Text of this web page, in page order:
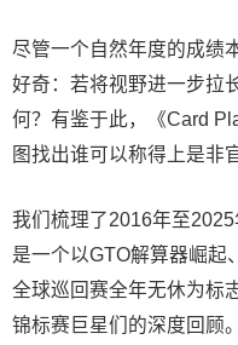
尽管一个自然年度的成绩
好奇：若将视野进一步拉
何？有鉴于此，《Card
图找出谁可以称得上是非
我们梳理了2016年至
是一个以GTO解算器崛起
全球巡回赛全年无休为标
锦标赛巨星们的深度回顾。